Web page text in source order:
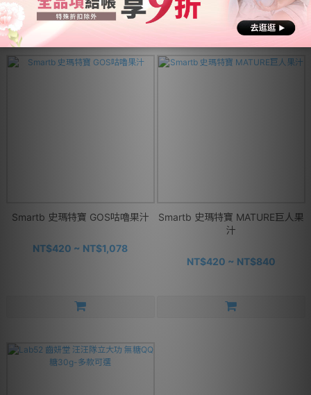
Smartb 史瑪特寶 GOS咕嚕果汁
NT$420 ~ NT$1,078
Smartb 史瑪特寶 MATURE巨人果
汁
NT$420 ~ NT$840